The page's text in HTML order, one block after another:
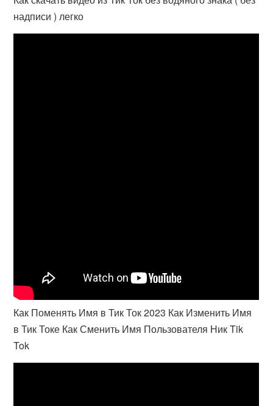
надписи ) легко
Как Поменять Имя в Тик Ток 2023 Как Изменить Имя
в Тик Токе Как Сменить Имя Пользователя Ник Tik
Tok